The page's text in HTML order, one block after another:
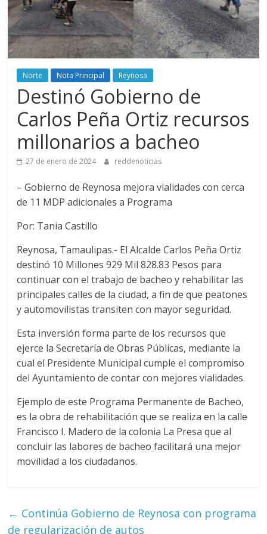
Norte Nota Principal Reynosa
Destinó Gobierno de
Carlos Peña Ortiz recursos
millonarios a bacheo
27 de enero de 2024 reddenoticias
– Gobierno de Reynosa mejora vialidades con cerca
de 11 MDP adicionales a Programa
Por: Tania Castillo
Reynosa, Tamaulipas.- El Alcalde Carlos Peña Ortiz
destinó 10 Millones 929 Mil 828.83 Pesos para
continuar con el trabajo de bacheo y rehabilitar las
principales calles de la ciudad, a fin de que peatones
y automovilistas transiten con mayor seguridad.
Esta inversión forma parte de los recursos que
ejerce la Secretaría de Obras Públicas, mediante la
cual el Presidente Municipal cumple el compromiso
del Ayuntamiento de contar con mejores vialidades.
Ejemplo de este Programa Permanente de Bacheo,
es la obra de rehabilitación que se realiza en la calle
Francisco I. Madero de la colonia La Presa que al
concluir las labores de bacheo facilitará una mejor
movilidad a los ciudadanos.
← Continúa Gobierno de Reynosa con programa
de regularización de autos